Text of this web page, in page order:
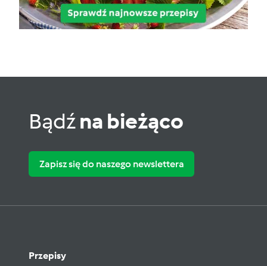
Bądźna bieżąco
Zapisz się do naszego newslettera
Przepisy